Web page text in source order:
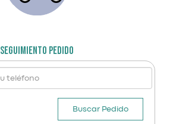
Seguimiento Pedido
Buscar Pedido